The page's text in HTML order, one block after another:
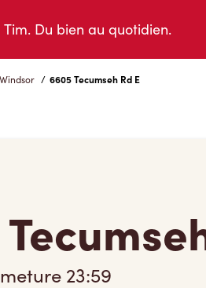
Tim. Du bien au quotidien.
Windsor / 6605 Tecumseh Rd E
23:59